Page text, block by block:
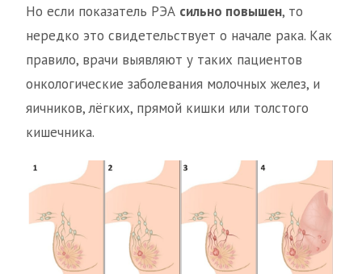
Но если показатель РЭА сильно повышен, то
нередко это свидетельствует о начале рака. Как
правило, врачи выявляют у таких пациентов
онкологические заболевания молочных желез, и
яичников, лёгких, прямой кишки или толстого
кишечника.